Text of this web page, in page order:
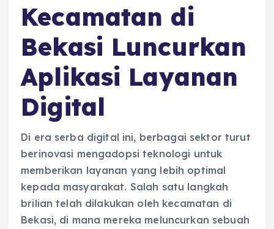
Kecamatan di
Bekasi Luncurkan
Aplikasi Layanan
Digital
Di era serba digital ini, berbagai sektor turut
berinovasi mengadopsi teknologi untuk
memberikan layanan yang lebih optimal
kepada masyarakat. Salah satu langkah
brilian telah dilakukan oleh kecamatan di
Bekasi, di mana mereka meluncurkan sebuah